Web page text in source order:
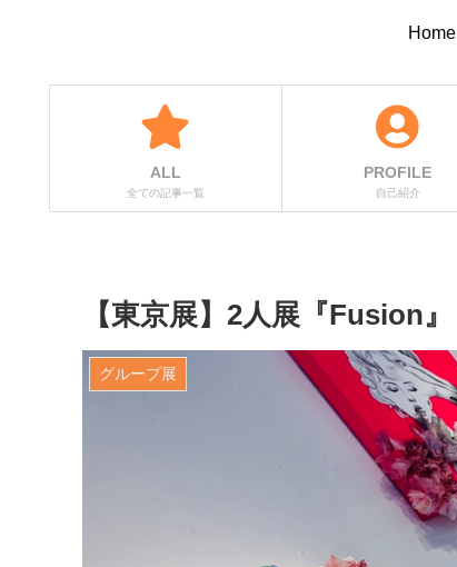
Home
ALL
全ての記事一覧
PROFILE
自己紹介
【東京展】2人展『Fusion』
グループ展